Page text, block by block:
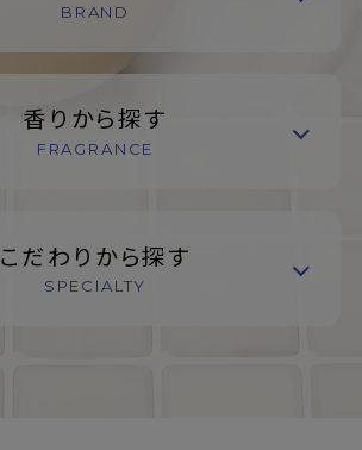
BRAND
香りから探す
FRAGRANCE
こだわりから探す
SPECIALTY